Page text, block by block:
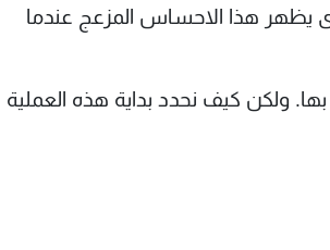
يظهر هذا الاحساس المزعج عندما
ولكن كيف نحدد بداية هذه العملية